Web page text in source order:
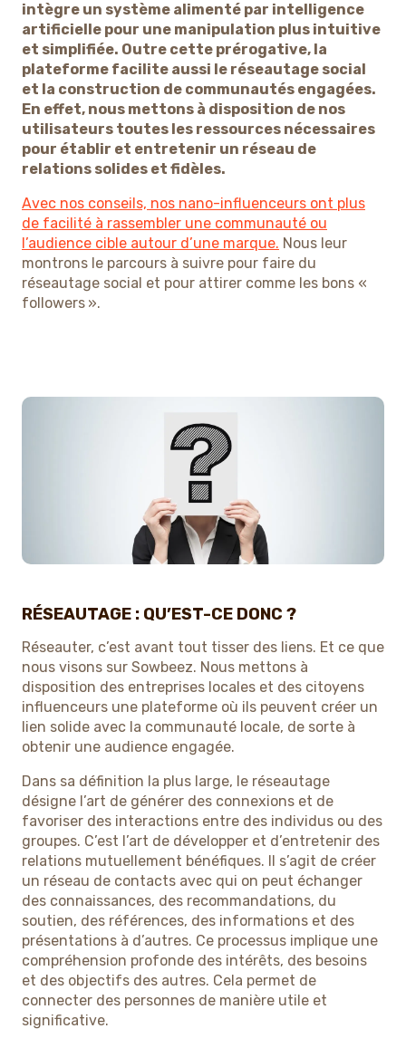
intègre un système alimenté par intelligence
artificielle pour une manipulation plus intuitive
et simplifiée. Outre cette prérogative, la
plateforme facilite aussi le réseautage social
et la construction de communautés engagées.
En effet, nous mettons à disposition de nos
utilisateurs toutes les ressources nécessaires
pour établir et entretenir un réseau de
relations solides et fidèles.
Avec nos conseils, nos nano-influenceurs ont plus
de facilité à rassembler une communauté ou
l’audience cible autour d’une marque. Nous leur
montrons le parcours à suivre pour faire du
réseautage social et pour attirer comme les bons «
followers ».
RÉSEAUTAGE : QU’EST-CE DONC ?
Réseauter, c’est avant tout tisser des liens. Et ce que
nous visons sur Sowbeez. Nous mettons à
disposition des entreprises locales et des citoyens
influenceurs une plateforme où ils peuvent créer un
lien solide avec la communauté locale, de sorte à
obtenir une audience engagée.
Dans sa définition la plus large, le réseautage
désigne l’art de générer des connexions et de
favoriser des interactions entre des individus ou des
groupes. C’est l’art de développer et d’entretenir des
relations mutuellement bénéfiques. Il s’agit de créer
un réseau de contacts avec qui on peut échanger
des connaissances, des recommandations, du
soutien, des références, des informations et des
présentations à d’autres. Ce processus implique une
compréhension profonde des intérêts, des besoins
et des objectifs des autres. Cela permet de
connecter des personnes de manière utile et
significative.